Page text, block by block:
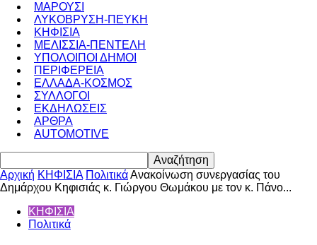
ΜΑΡΟΥΣΙ
ΛΥΚΟΒΡΥΣΗ-ΠΕΥΚΗ
ΚΗΦΙΣΙΑ
ΜΕΛΙΣΣΙΑ-ΠΕΝΤΕΛΗ
ΥΠΟΛΟΙΠΟΙ ΔΗΜΟΙ
ΠΕΡΙΦΕΡΕΙΑ
ΕΛΛΑΔΑ-ΚΟΣΜΟΣ
ΣΥΛΛΟΓΟΙ
ΕΚΔΗΛΩΣΕΙΣ
ΑΡΘΡΑ
AUTOMOTIVE
Αρχική ΚΗΦΙΣΙΑ ΠολιτικάΑνακοίνωση συνεργασίας του
Δημάρχου Κηφισιάς κ. Γιώργου Θωμάκου με τoν κ. Πάνο...
ΚΗΦΙΣΙΑ
Πολιτικά